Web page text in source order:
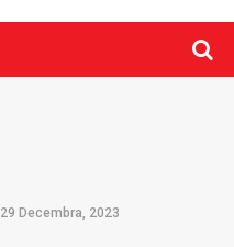
29 Decembra, 2023